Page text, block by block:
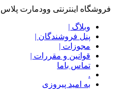
فروشگاه اینترنتی وودمارت پلاس
وبلاگ |
پنل فروشندگان |
مجوزات |
قوانین و مقررات |
تماس باما
.
به امید پیروزی